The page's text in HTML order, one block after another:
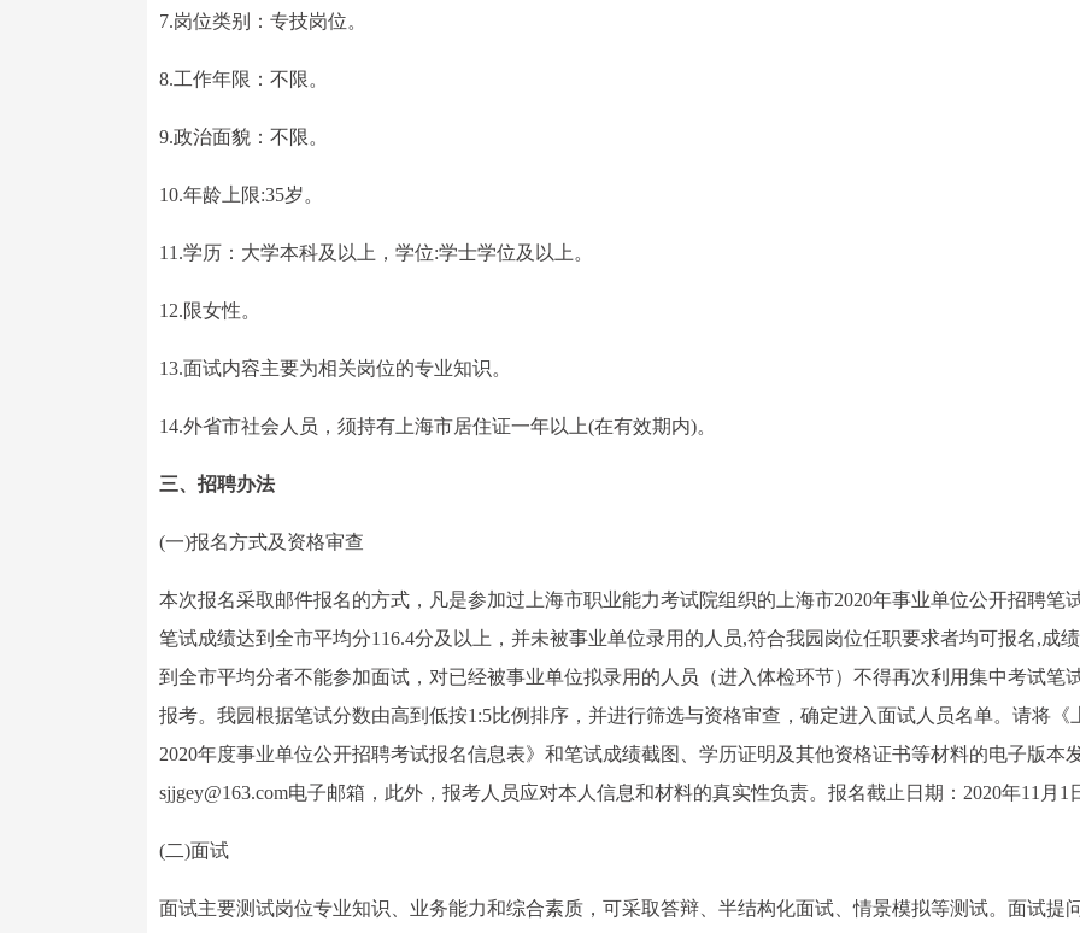
7.岗位类别：专技岗位。
8.工作年限：不限。
9.政治面貌：不限。
10.年龄上限:35岁。
11.学历：大学本科及以上，学位:学士学位及以上。
12.限女性。
13.面试内容主要为相关岗位的专业知识。
14.外省市社会人员，须持有上海市居住证一年以上(在有效期内)。
三、招聘办法
(一)报名方式及资格审查
本次报名采取邮件报名的方式，凡是参加过上海市职业能力考试院组织的上海市2020年事业单位公开招聘笔
笔试成绩达到全市平均分116.4分及以上，并未被事业单位录用的人员,符合我园岗位任职要求者均可报名,成
到全市平均分者不能参加面试，对已经被事业单位拟录用的人员（进入体检环节）不得再次利用集中考试笔
报考。我园根据笔试分数由高到低按1:5比例排序，并进行筛选与资格审查，确定进入面试人员名单。请将《
2020年度事业单位公开招聘考试报名信息表》和笔试成绩截图、学历证明及其他资格证书等材料的电子版本
sjjgey@163.com电子邮箱，此外，报考人员应对本人信息和材料的真实性负责。报名截止日期：2020年11月1
(二)面试
面试主要测试岗位专业知识、业务能力和综合素质，可采取答辩、半结构化面试、情景模拟等测试。面试提